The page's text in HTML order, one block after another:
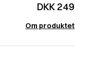
DKK 249
Om produktet